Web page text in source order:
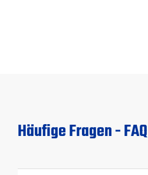
Häufige Fragen - FAQ